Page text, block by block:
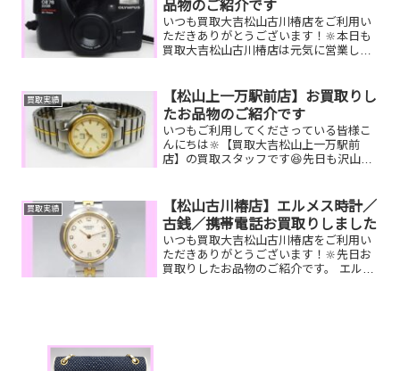
品物のご紹介です
いつも買取大吉松山古川椿店をご利用い
ただきありがとうございます！🔆本日も
買取大吉松山古川椿店は元気に営業して
切手 ルイヴィトン パピヨン
お家で眠っているお品物...
買取実績
【松山上一万駅前店】お買取りし
たお品物のご紹介です
いつもご利用してくださっている皆様こ
んにちは🔆【買取大吉松山上一万駅前
店】の買取スタッフです😆先日も沢山の
ル 時計／ティファニー925ネックレス
／テレホンカードお家...
買取実績
【松山古川椿店】エルメス時計／
古銭／携帯電話お買取りしました
いつも買取大吉松山古川椿店をご利用い
ただきありがとうございます！🔆先日お
買取りしたお品物のご紹介です。 エルメ